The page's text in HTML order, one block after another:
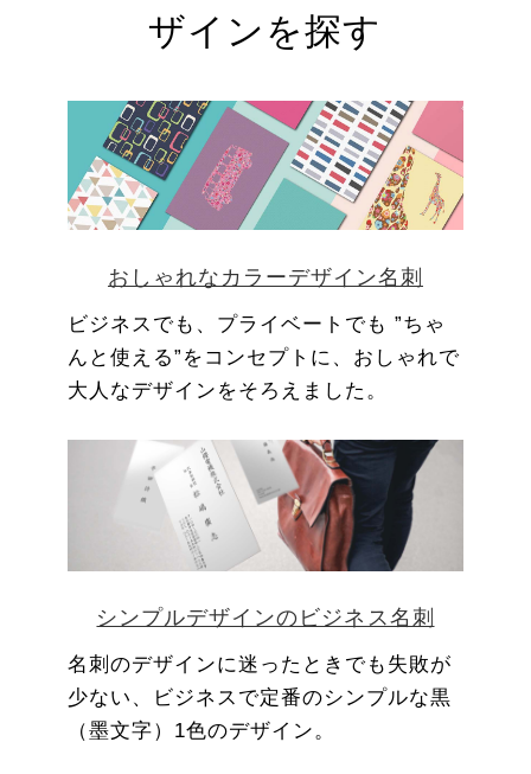
ザインを探す
おしゃれなカラーデザイン名刺
ビジネスでも、プライベートでも ”ちゃ
んと使える”をコンセプトに、おしゃれで
大人なデザインをそろえました。
シンプルデザインのビジネス名刺
名刺のデザインに迷ったときでも失敗が
少ない、ビジネスで定番のシンプルな黒
（墨文字）1色のデザイン。